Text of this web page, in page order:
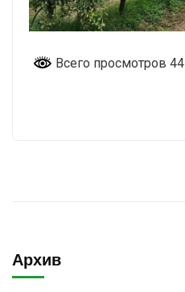
Всего просмотров 44
Архив